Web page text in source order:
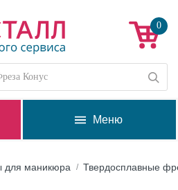
0
Меню
для маникюра Твердосплавные